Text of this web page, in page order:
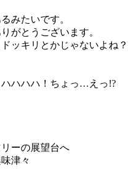
みたいです。
がとうございます。
ッキリとかじゃないよね？
ハハハ！ちょっ…えっ!?
ーの展望台へ
津々